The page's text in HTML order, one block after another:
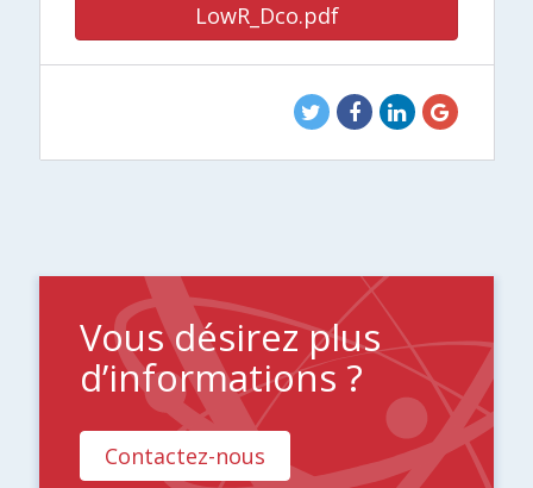
LowR_Dco.pdf
Vous désirez plus
d’informations ?
Contactez-nous